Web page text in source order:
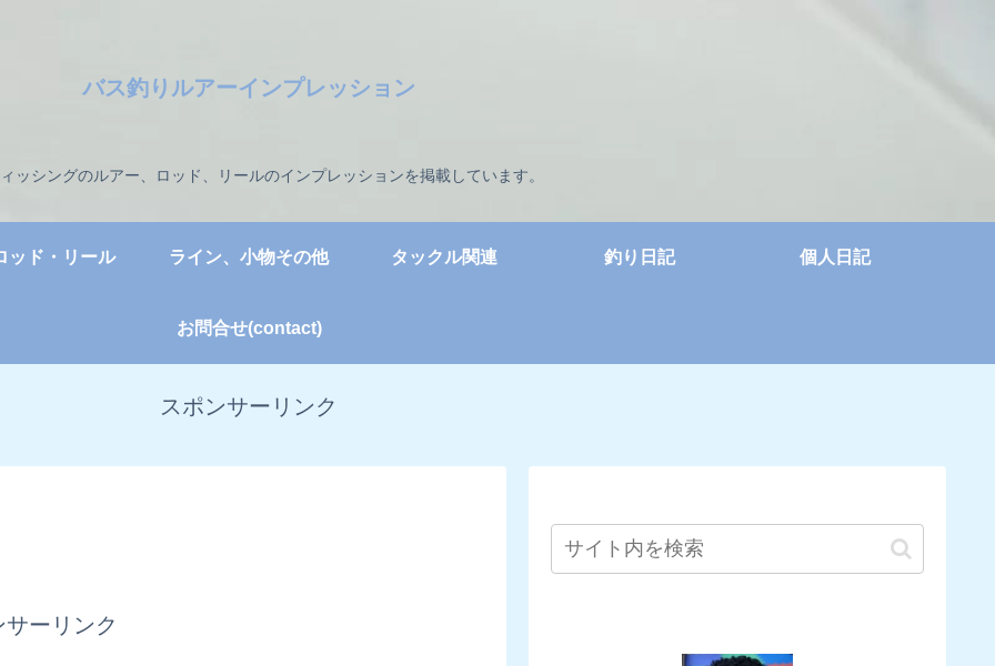
バス釣りルアーインプレッション
ッシングのルアー、ロッド、リールのインプレッションを掲載しています。
ッド・リール ライン、小物その他 タックル関連 釣り日記 個人日記
お問合せ(contact)
スポンサーリンク
サーリンク